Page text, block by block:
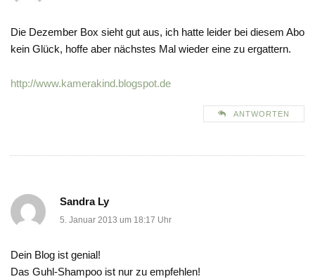
Die Dezember Box sieht gut aus, ich hatte leider bei diesem Abo
kein Glück, hoffe aber nächstes Mal wieder eine zu ergattern.
http://www.kamerakind.blogspot.de
ANTWORTEN
Sandra Ly
5. Januar 2013 um 18:17 Uhr
Dein Blog ist genial!
Das Guhl-Shampoo ist nur zu empfehlen!